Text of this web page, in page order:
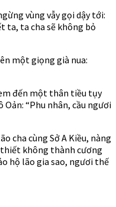
vùng vẫy gọi dậy tới:
ta, ta cha sẽ không bỏ
một giọng già nua:
đến một thân tiều tụy
“Phu nhân, cầu ngươi
cha cùng Sở A Kiều, nàng
không thành cương
hộ lão gia sao, ngươi thế